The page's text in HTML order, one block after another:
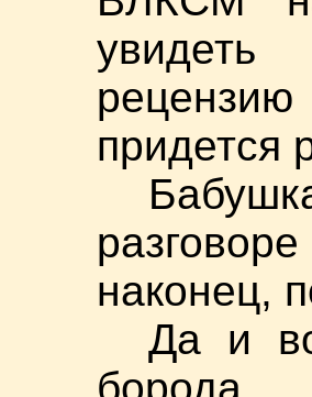
придется
наконец,
Да и